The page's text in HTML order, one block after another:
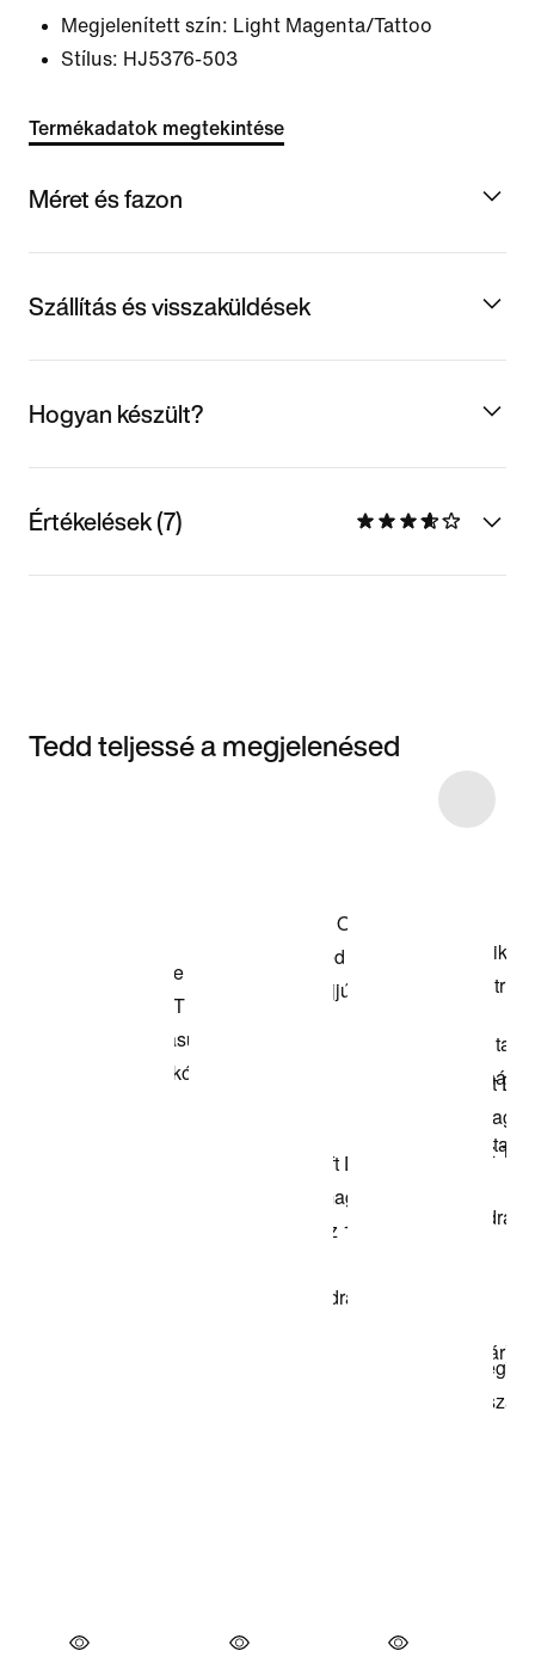
Megjelenített szín: Light Magenta/Tattoo
Stílus: HJ5376-503
Termékadatok megtekintése
Méret és fazon
Szállítás és visszaküldések
Hogyan készült?
Értékelések (7)
Tedd teljessé a megjelenésed